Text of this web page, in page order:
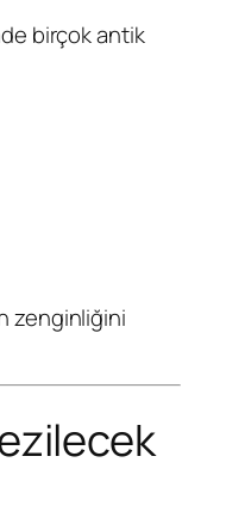
birçok antik
zenginliğini